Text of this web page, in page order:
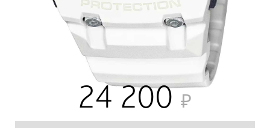
24 200